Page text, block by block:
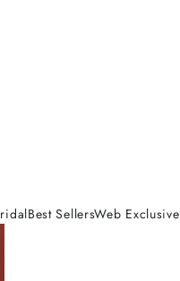
Best SellersWeb Exclusive